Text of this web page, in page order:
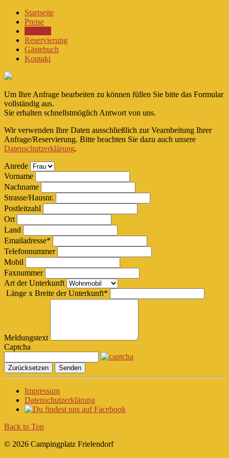
Startseite
Preise
Reservierung
Gästebuch
Kontakt
Um Ihre Anfrage bearbeiten zu können füllen Sie bitte das Formular
vollständig aus.
Sie erhalten schnellstmöglich Antwort von uns.
Wir verwenden Ihre Daten ausschließlich zur Vearnbeitung Ihrer
Anfrage/Reservierung. Bitte beachten Sie dazu auch unsere
Datenschutzerklärung.
Anrede
Vorname
Nachname
Strasse/Hausnr.
Postleitzahl
Ort
Land
Emailadresse*
Telefonnummer
Mobil
Faxnummer
Art der Unterkunft
Länge x Breite der Unterkunft*
Meldungstext
Captcha
Zurücksetzen Senden
Impressum
Datenschutzerklärung
Back to Top
© 2026 Campingplatz Frielendorf